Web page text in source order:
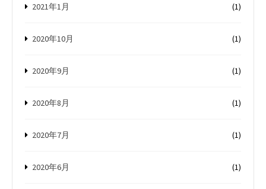
2021年1月 (1)
2020年10月 (1)
2020年9月 (1)
2020年8月 (1)
2020年7月 (1)
2020年6月 (1)